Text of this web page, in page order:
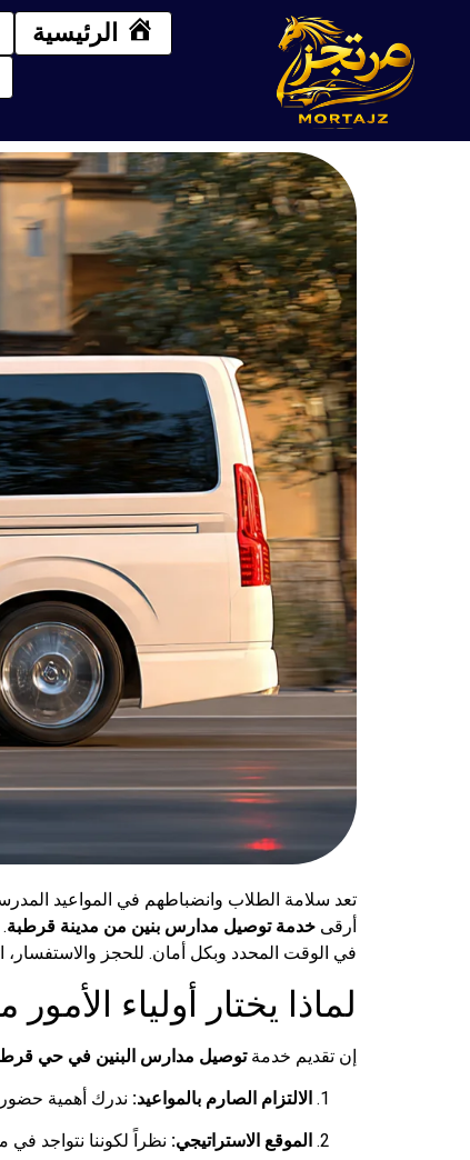
الرئيسية
تعد سلامة الطلاب وانضباطهم في المواعيد
أرقى خدمة توصيل مدارس بنين من مدينة قرطبة
في الوقت المحدد وبكل أمان. للحجز والاستفسار،
لماذا يختار أولياء
إن تقديم خدمةتوصيل مدارس البنين في حي
الالتزام الصارم بالمواعيد: ندرك أهمية حضور
الموقع الاستراتيجي: نظراً لكوننا نتواجد في